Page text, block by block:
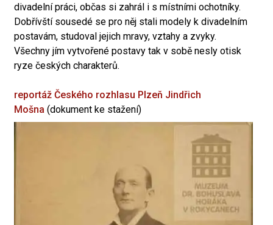
divadelní práci, občas si zahrál i s místními ochotníky.
Dobřívští sousedé se pro něj stali modely k divadelním
postavám, studoval jejich mravy, vztahy a zvyky.
Všechny jím vytvořené postavy tak v sobě nesly otisk
ryze českých charakterů.
reportáž Českého rozhlasu Plzeň Jindřich
Mošna (dokument ke stažení)